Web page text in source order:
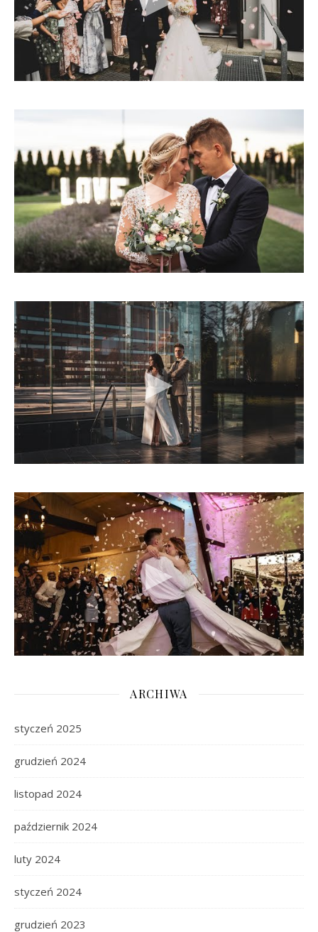
ARCHIWA
styczeń 2025
grudzień 2024
listopad 2024
październik 2024
luty 2024
styczeń 2024
grudzień 2023